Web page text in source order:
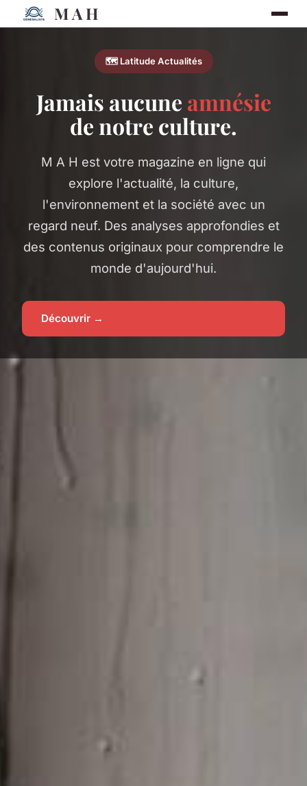
M A H
🗺️ Latitude Actualités
Jamais aucune amnésie
de notre culture.
M A H est votre magazine en ligne qui
explore l'actualité, la culture,
l'environnement et la société avec un
regard neuf. Des analyses approfondies et
des contenus originaux pour comprendre le
monde d'aujourd'hui.
Découvrir →